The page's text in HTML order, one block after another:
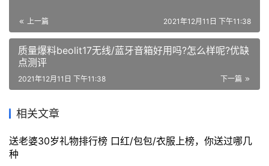
上一篇 2021年12月11日 下午11:38
质量爆料beolit17无线/蓝牙音箱好用吗?怎么样呢?优缺
点测评
下一篇
2021年12月11日 下午11:38
相关文章
送老婆30岁礼物排行榜 口红/包包/衣服上榜，你送过哪几
种